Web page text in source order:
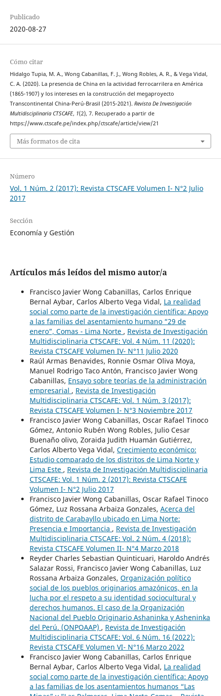
Publicado
2020-08-27
Cómo citar
Hidalgo Tupia, M. A., Wong Cabanillas, F. J., Wong Robles, A. R., & Vega Vidal,
C. A. (2020). La presencia de China en la actividad ferrocarrilera en América
(1865-1907) y los intereses en la construcción del megaproyecto
Transcontinental China-Perú-Brasil (2015-2021). Revista De Investigación
Multidisciplinaria CTSCAFE, 1(2), 7. Recuperado a partir de
https://www.ctscafe.pe/index.php/ctscafe/article/view/21
Más formatos de cita
Número
Vol. 1 Núm. 2 (2017): Revista CTSCAFE Volumen I- N°2 Julio
2017
Sección
Economía y Gestión
Artículos más leídos del mismo autor/a
Francisco Javier Wong Cabanillas, Carlos Enrique
Bernal Aybar, Carlos Alberto Vega Vidal, La realidad
social como parte de la investigación científica: Apoyo
a las familias del asentamiento humano “29 de
enero”, Comas - Lima Norte , Revista de Investigación
Multidisciplinaria CTSCAFE: Vol. 4 Núm. 11 (2020):
Revista CTSCAFE Volumen IV- N°11 Julio 2020
Raúl Armas Benavides, Ronnie Osmar Oliva Moya,
Manuel Rodrigo Taco Antón, Francisco Javier Wong
Cabanillas, Ensayo sobre teorías de la administración
empresarial , Revista de Investigación
Multidisciplinaria CTSCAFE: Vol. 1 Núm. 3 (2017):
Revista CTSCAFE Volumen I- N°3 Noviembre 2017
Francisco Javier Wong Cabanillas, Oscar Rafael Tinoco
Gómez, Antonio Rubén Wong Robles, Julio Cesar
Buenaño olivo, Zoraida Judith Huamán Gutiérrez,
Carlos Alberto Vega Vidal, Crecimiento económico:
Estudio comparado de los distritos de Lima Norte y
Lima Este , Revista de Investigación Multidisciplinaria
CTSCAFE: Vol. 1 Núm. 2 (2017): Revista CTSCAFE
Volumen I- N°2 Julio 2017
Francisco Javier Wong Cabanillas, Oscar Rafael Tinoco
Gómez, Luz Rossana Arbaiza Gonzales, Acerca del
distrito de Carabayllo ubicado en Lima Norte:
Presencia e Importancia , Revista de Investigación
Multidisciplinaria CTSCAFE: Vol. 2 Núm. 4 (2018):
Revista CTSCAFE Volumen II- N°4 Marzo 2018
Reyder Charles Sebastian Quinticuari, Haroldo Andrés
Salazar Rossi, Francisco Javier Wong Cabanillas, Luz
Rossana Arbaiza Gonzales, Organización político
social de los pueblos originarios amazónicos, en la
lucha por el respeto a su identidad sociocultural y
derechos humanos. El caso de la Organización
Nacional del Pueblo Originario Ashaninka y Asheninka
del Perú. (ONPOAAP) , Revista de Investigación
Multidisciplinaria CTSCAFE: Vol. 6 Núm. 16 (2022):
Revista CTSCAFE Volumen VI- N°16 Marzo 2022
Francisco Javier Wong Cabanillas, Carlos Enrique
Bernal Aybar, Carlos Alberto Vega Vidal, La realidad
social como parte de la investigación científica: Apoyo
a las familias de los asentamientos humanos “Las